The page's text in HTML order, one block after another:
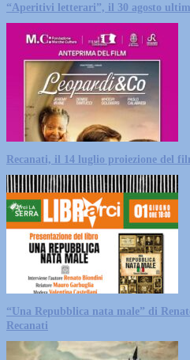
“Aperitivi letterari”, il 30 agosto
Recanati, il 14 luglio proiezione del
“Una Repubblica nata male” di
Recanati